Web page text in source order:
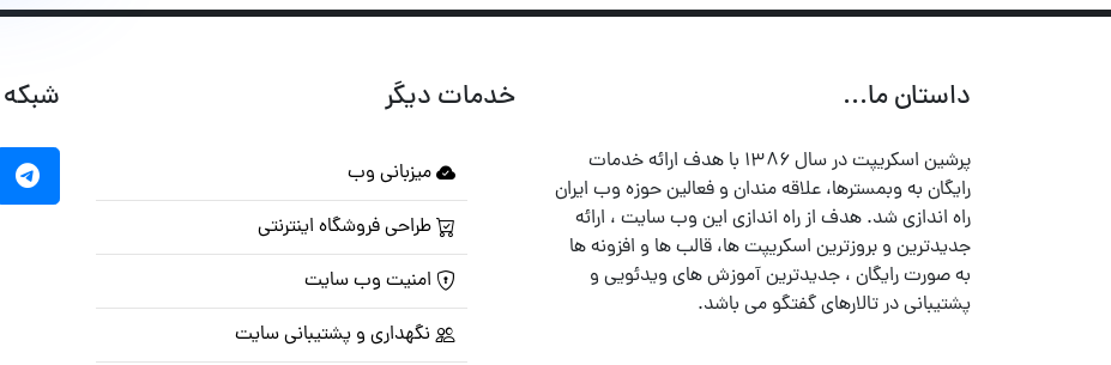
داستان ما...
پرشین اسکریپت در سال ۱۳۸۶ با هدف ارائه خدمات
رایگان به وبمسترها، علاقه مندان و فعالین حوزه وب ایران
راه اندازی شد. هدف از راه اندازی این وب سایت ، ارائه
جدیدترین و بروزترین اسکریپت ها، قالب ها و افزونه ها
به صورت رایگان ، جدیدترین آموزش های ویدئویی و
پشتیبانی در تالارهای گفتگو می باشد.
خدمات دیگر
میزبانی وب
طراحی فروشگاه اینترنتی
امنیت وب سایت
نگهداری و پشتیبانی سایت